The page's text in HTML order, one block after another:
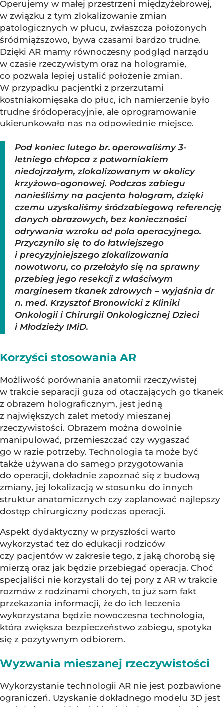
Operujemy w małej przestrzeni międzyżebrowej,
w związku z tym zlokalizowanie zmian
patologicznych w płucu, zwłaszcza położonych
śródmiąższowo, bywa czasami bardzo trudne.
Dzięki AR mamy równoczesny podgląd narządu
w czasie rzeczywistym oraz na hologramie,
co pozwala lepiej ustalić położenie zmian.
W przypadku pacjentki z przerzutami
kostniakomięsaka do płuc, ich namierzenie było
trudne śródoperacyjnie, ale oprogramowanie
ukierunkowało nas na odpowiednie miejsce.
Pod koniec lutego br. operowaliśmy 3-
letniego chłopca z potworniakiem
niedojrzałym, zlokalizowanym w okolicy
krzyżowo-ogonowej. Podczas zabiegu
nanieśliśmy na pacjenta hologram, dzięki
czemu uzyskaliśmy śródzabiegową referencję
danych obrazowych, bez konieczności
odrywania wzroku od pola operacyjnego.
Przyczyniło się to do łatwiejszego
i precyzyjniejszego zlokalizowania
nowotworu, co przełożyło się na sprawny
przebieg jego resekcji z właściwym
marginesem tkanek zdrowych – wyjaśnia dr
n. med. Krzysztof Bronowicki z Kliniki
Onkologii i Chirurgii Onkologicznej Dzieci
i Młodzieży IMiD.
Korzyści stosowania AR
Możliwość porównania anatomii rzeczywistej
w trakcie separacji guza od otaczających go tkanek
z obrazem holograficznym, jest jedną
z największych zalet metody mieszanej
rzeczywistości. Obrazem można dowolnie
manipulować, przemieszczać czy wygaszać
go w razie potrzeby. Technologia ta może być
także używana do samego przygotowania
do operacji, dokładnie zapoznać się z budową
zmiany, jej lokalizacją w stosunku do innych
struktur anatomicznych czy zaplanować najlepszy
dostęp chirurgiczny podczas operacji.
Aspekt dydaktyczny w przyszłości warto
wykorzystać też do edukacji rodziców
czy pacjentów w zakresie tego, z jaką chorobą się
mierzą oraz jak będzie przebiegać operacja. Choć
specjaliści nie korzystali do tej pory z AR w trakcie
rozmów z rodzinami chorych, to już sam fakt
przekazania informacji, że do ich leczenia
wykorzystana będzie nowoczesna technologia,
która zwiększa bezpieczeństwo zabiegu, spotyka
się z pozytywnym odbiorem.
Wyzwania mieszanej rzeczywistości
Wykorzystanie technologii AR nie jest pozbawione
ograniczeń. Uzyskanie dokładnego modelu 3D jest